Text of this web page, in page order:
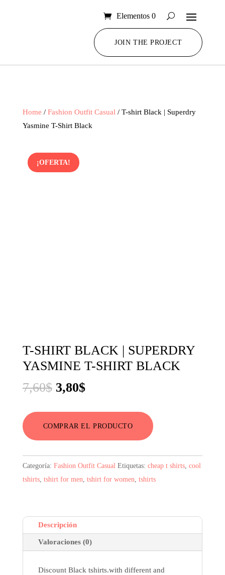
Elementos 0
JOIN THE PROJECT
Home / Fashion Outfit Casual / T-shirt Black | Superdry
Yasmine T-Shirt Black
¡OFERTA!
T-SHIRT BLACK | SUPERDRY
YASMINE T-SHIRT BLACK
7,60$ El
original
era:
7,60$.
3,80$El
actual
es:
3,80$.
COMPRAR EL PRODUCTO
Categoría: Fashion Outfit Casual Etiquetas: cheap t shirts, cool
tshirts, tshirt for men, tshirt for women, tshirts
Descripción
Valoraciones (0)
Discount Black tshirts.with different and